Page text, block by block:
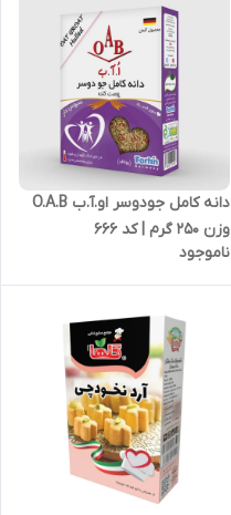
دانه کامل جودوسر او.آ.ب O.A.B
وزن 250 گرم | کد 666
ناموجود